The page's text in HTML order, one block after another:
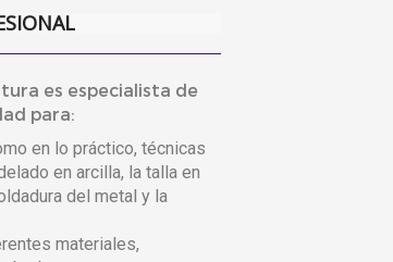
es especialista de
para:
en lo práctico, técnicas
en arcilla, la talla en
del metal y la
materiales,